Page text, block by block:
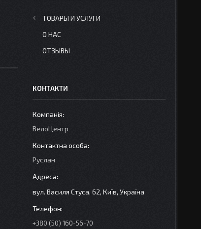
ТОВАРЫ И УСЛУГИ
О НАС
ОТЗЫВЫ
КОНТАКТИ
ВелоЦентр
Руслан
вул. Василя Стуса, 62, Київ, Україна
+380 (50) 160-56-70